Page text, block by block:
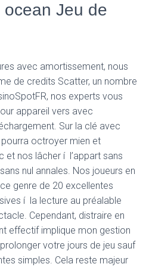
Jeu de
avec amortissement, nous
de credits Scatter, un nombre
nos experts vous
appareil vers avec
Sur la clé avec
octroyer mien et
et nos lâcher í l’appart sans
nul annales. Nos joueurs en
genre de 20 excellentes
í la lecture au préalable
Cependant, distraire en
effectif implique mon gestion
votre jours de jeu sauf
simples. Cela reste majeur